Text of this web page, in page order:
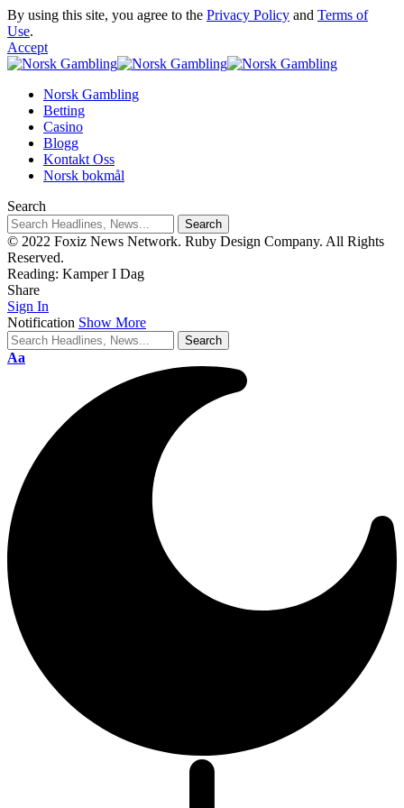
By using this site, you agree to the Privacy Policy and Terms of
Use.
Accept
Norsk Gambling
Betting
Casino
Blogg
Kontakt Oss
Norsk bokmål
Search
© 2022 Foxiz News Network. Ruby Design Company. All Rights
Reserved.
Reading: Kamper I Dag
Share
Sign In
Notification Show More
Aa